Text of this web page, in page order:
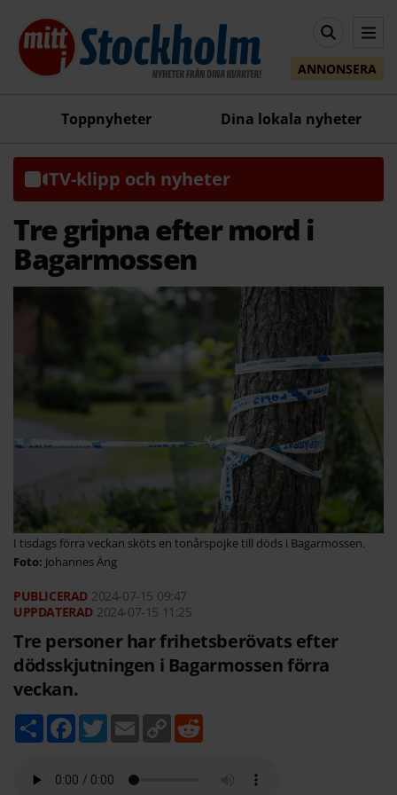
ANNONSERA
Toppnyheter Dina lokala nyheter
TV-klipp och nyheter
Tre gripna efter mord i
Bagarmossen
I tisdags förra veckan sköts en tonårspojke till döds i Bagarmossen.
Johannes Äng
2024-07-15 09:47
2024-07-15 11:25
Tre personer har frihetsberövats efter
dödsskjutningen i Bagarmossen förra
veckan.
D
e
F
b
T
w
t
E
m
C
o